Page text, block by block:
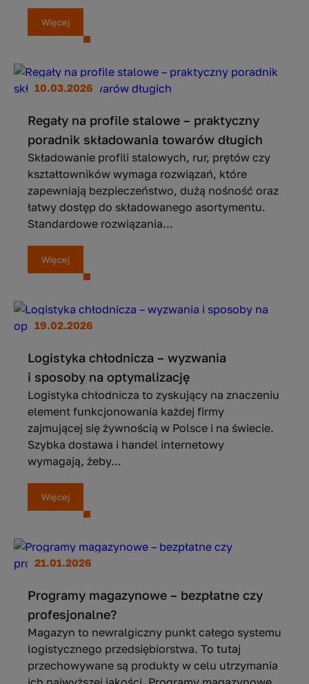
Więcej
10.03.2026
Regały na profile stalowe – praktyczny
poradnik składowania towarów długich
Składowanie profili stalowych, rur, prętów czy
kształtowników wymaga rozwiązań, które
zapewniają bezpieczeństwo, dużą nośność oraz
łatwy dostęp do składowanego asortymentu.
Standardowe rozwiązania...
Więcej
19.02.2026
Logistyka chłodnicza – wyzwania
i sposoby na optymalizację
Logistyka chłodnicza to zyskujący na znaczeniu
element funkcjonowania każdej firmy
zajmującej się żywnością w Polsce i na świecie.
Szybka dostawa i handel internetowy
wymagają, żeby...
Więcej
21.01.2026
Programy magazynowe – bezpłatne czy
profesjonalne?
Magazyn to newralgiczny punkt całego systemu
logistycznego przedsiębiorstwa. To tutaj
przechowywane są produkty w celu utrzymania